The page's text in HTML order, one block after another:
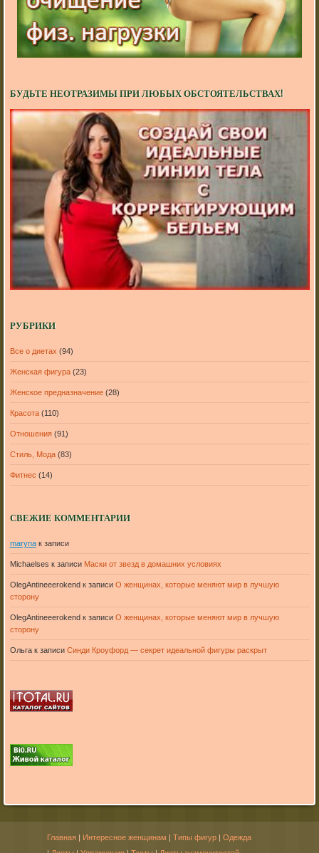
БУДЬТЕ НЕОТРАЗИМЫ ПРИ ЛЮБЫХ ОБСТОЯТЕЛЬСТВАХ!
РУБРИКИ
Все о диетах (94)
Женская фигура(23)
Женское предназначение(28)
Красота(110)
Отношения(91)
Стиль, Мода(83)
Фитнес (14)
СВЕЖИЕ КОММЕНТАРИИ
marynaк записи
Michaelses к записи Маски от звезд в домашних условиях
OlegAntineeerokendк записи О женщинах, которые меняют мир в лучшую
сторону
OlegAntineeerokendк записи О женщинах, которые меняют мир в лучшую
сторону
Ольгак записи Синди Кроуфорд — секрет идеальной фигуры раскрыт
Главная | Интересное женщинам | Типы фигур | Одежда